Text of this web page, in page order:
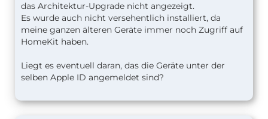
das Architektur-Upgrade nicht angezeigt.
Es wurde auch nicht versehentlich installiert, da
meine ganzen älteren Geräte immer noch Zugriff auf
HomeKit haben.
Liegt es eventuell daran, das die Geräte unter der
selben Apple ID angemeldet sind?